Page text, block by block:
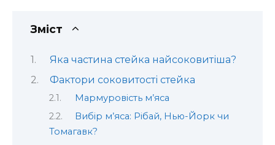
Зміст
Яка частина стейка найсоковитіша?
Фактори соковитості стейка
Мармуровість м’яса
Вибір м’яса: Рібай, Нью-Йорк чи
Томагавк?